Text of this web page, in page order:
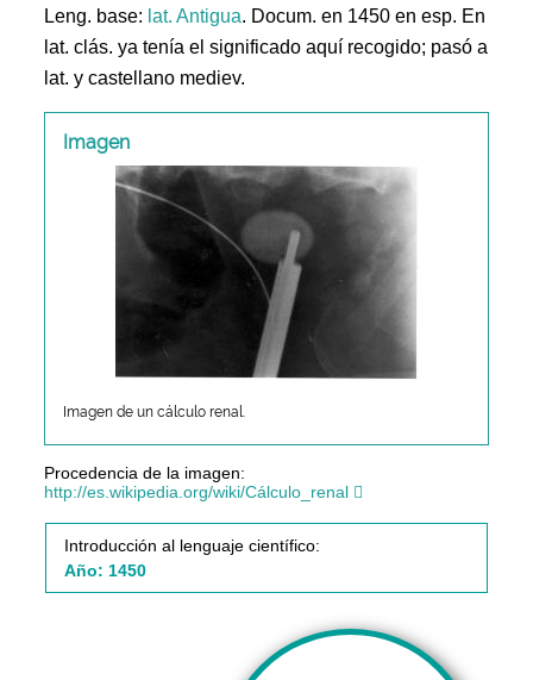
Leng. base: lat. Antigua. Docum. en 1450 en esp. En
lat. clás. ya tenía el significado aquí recogido; pasó a
lat. y castellano mediev.
Imagen
Imagen de un cálculo renal.
Procedencia de la imagen:
http://es.wikipedia.org/wiki/Cálculo_renal
Introducción al lenguaje científico:
Año: 1450